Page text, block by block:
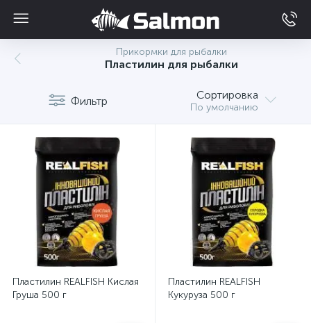
Прикормки для рыбалки
Пластилин для рыбалки
Фильтр Сортировка
По умолчанию
Пластилин REALFISH Кислая
Груша 500 г
Пластилин REALFISH
Кукуруза 500 г